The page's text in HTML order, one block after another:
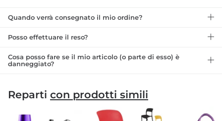
Quando verrà consegnato il mio ordine?
Posso effettuare il reso?
Cosa posso fare se il mio articolo (o parte di esso) è
danneggiato?
Reparti con prodotti simili